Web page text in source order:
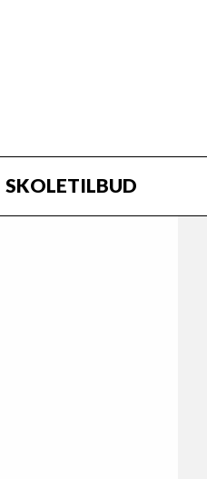
SKOLETILBUD